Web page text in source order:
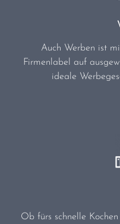
Auch Werben ist
Firmenlabel auf
ideale
Ob fürs schnelle